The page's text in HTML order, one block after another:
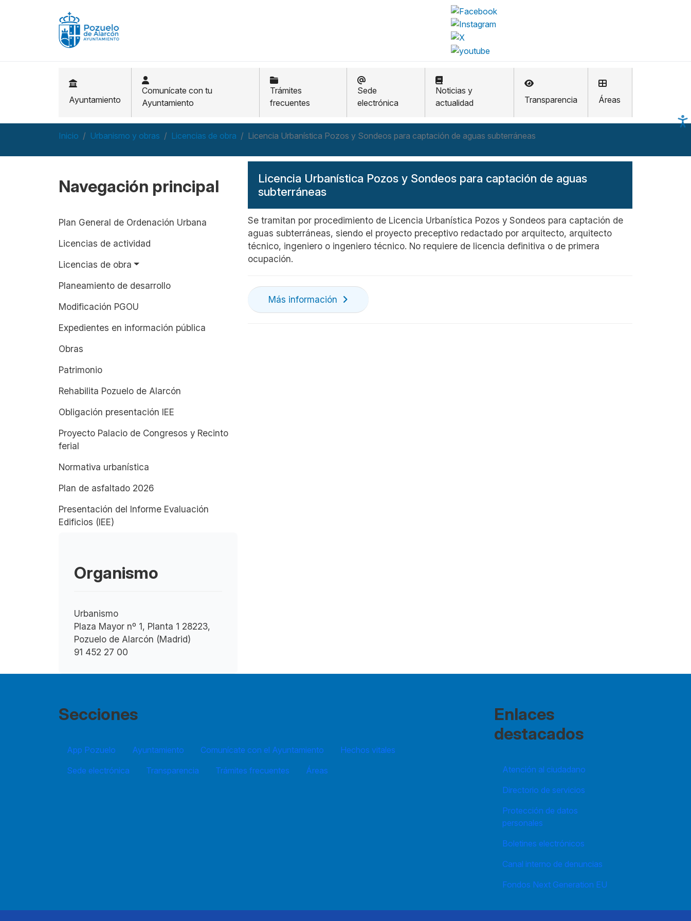
Ayuntamiento
Comunícate con tu
Ayuntamiento
Trámites
frecuentes
Sede
electrónica
Noticias y
actualidad
Transparencia Áreas
Inicio Urbanismo y obras Licencias de obra Licencia Urbanística Pozos y Sondeos para captación de aguas subterráneas
Navegación principal
Plan General de Ordenación Urbana
Licencias de actividad
Licencias de obra
Planeamiento de desarrollo
Modificación PGOU
Expedientes en información pública
Obras
Patrimonio
Rehabilita Pozuelo de Alarcón
Obligación presentación IEE
Proyecto Palacio de Congresos y Recinto
ferial
Normativa urbanística
Plan de asfaltado 2026
Presentación del Informe Evaluación
Edificios (IEE)
Organismo
Urbanismo
Plaza Mayor nº 1, Planta 1 28223,
Pozuelo de Alarcón (Madrid)
91 452 27 00
Licencia Urbanística Pozos y Sondeos para captación de aguas
subterráneas
Se tramitan por procedimiento de Licencia Urbanística Pozos y Sondeos para captación de
aguas subterráneas, siendo el proyecto preceptivo redactado por arquitecto, arquitecto
técnico, ingeniero o ingeniero técnico. No requiere de licencia definitiva o de primera
ocupación.
Más información
Secciones
App Pozuelo Ayuntamiento Comunícate con el Ayuntamiento
Hechos vitales
Sede electrónica
Transparencia Trámites frecuentes Áreas
Enlaces
destacados
Atención al ciudadano
Directorio de servicios
Protección de datos
personales
Boletines electrónicos
Canal interno de denuncias
Fondos Next Generation EU